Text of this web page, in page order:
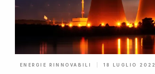
ENERGIE RINNOVABILI 18 LUGLIO 2022